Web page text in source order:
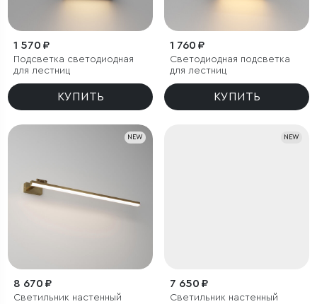
1 570 ₽
Подсветка светодиодная
для лестниц
КУПИТЬ
1 760 ₽
Светодиодная подсветка
для лестниц
КУПИТЬ
NEW
8 670 ₽
Светильник настенный
NEW
7 650 ₽
Светильник настенный